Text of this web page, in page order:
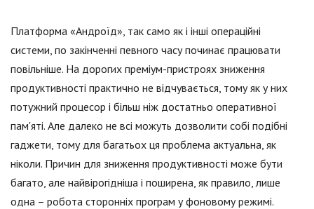
Платформа «Андроїд», так само як і інші операційні
системи, по закінченні певного часу починає працювати
повільніше. На дорогих преміум-пристроях зниження
продуктивності практично не відчувається, тому як у них
потужний процесор і більш ніж достатньо оперативної
пам'яті. Але далеко не всі можуть дозволити собі подібні
гаджети, тому для багатьох ця проблема актуальна, як
ніколи. Причин для зниження продуктивності може бути
багато, але найвірогідніша і поширена, як правило, лише
одна – робота сторонніх програм у фоновому режимі.